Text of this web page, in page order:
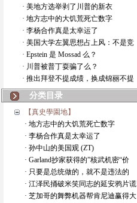
· 美地方选举剥了川普的新衣
· 地方志中的大饥荒死亡数字
· 李杨合作真是太幸运了
· 美国大学左翼思想占上风：不是竞
· Epstein 是 Mossad 么？
· 川普被普丁耍骗了么？
· 推出拜登不提成绩，换成锦丽不提
分类目录
【真史學園地】
· 地方志中的大饥荒死亡数字
· 李杨合作真是太幸运了
· 孙中山的美国观 (ZT)
· Garland抄家获得的”核武机密“价
· 只要是总统做的，就不是违法的
· 江泽民捅破米笑同志的延安鸦片谎
· 芝加哥的舞弊机器帮肯尼迪赢得大